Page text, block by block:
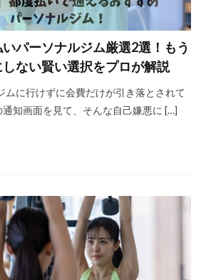
パーソナルジム厳選2選！もう
ない賢い選択をプロが解説
ムに行けずに会費だけが引き落とされて
知画面を見て、そんな自己嫌悪に […]